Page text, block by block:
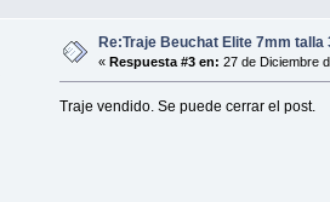
Re:Traje Beuchat Elite 7mm
«Respuesta #3 en: 27 de Diciembre
Traje vendido. Se puede cerrar el post.